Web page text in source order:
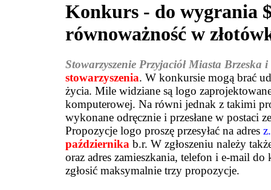
Konkurs - do wygrania
równoważność w
Stowarzyszenie Przyjaciół Miasta Brzeska
stowarzyszenia. W konkursie mogą brać
życia. Mile widziane są logo
komputerowej. Na równi jednak z takimi
wykonane odręcznie i przesłane w postaci
Propozycje logo proszę przesyłać na adres
października b.r. W zgłoszeniu należy
oraz adres zamieszkania, telefon i e-mail
zgłosić maksymalnie trzy propozycje.